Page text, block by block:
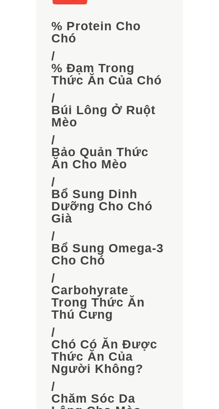
% Protein Cho
Chó
/
% Đạm Trong
Thức Ăn Của Chó
/
Búi Lông Ở Ruột
Mèo
/
Bảo Quản Thức
Ăn Cho Mèo
/
Bổ Sung Dinh
Dưỡng Cho Chó
Già
/
Bổ Sung Omega-3
Cho Chó
/
Carbohyrate
Trong Thức Ăn
Thú Cưng
/
Chó Có Ăn Được
Thức Ăn Của
Người Không?
/
Chăm Sóc Da